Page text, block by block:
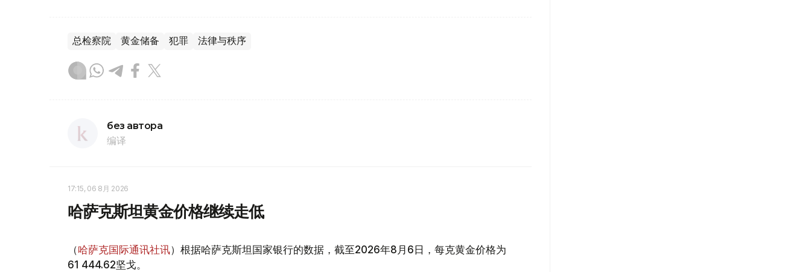
总检察院 黄金储备 犯罪 法律与秩序
без автора
编译
17:15, 06 8月 2026
哈萨克斯坦黄金价格继续走低
（哈萨克国际通讯社讯）根据哈萨克斯坦国家银行的数据，截至2026年8月6日，每克黄金价格为
61 444.62坚戈。